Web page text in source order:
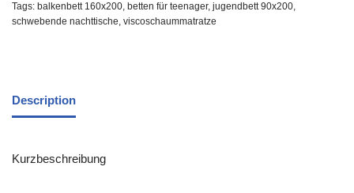
Tags: balkenbett 160x200, betten für teenager, jugendbett 90x200,
schwebende nachttische, viscoschaummatratze
Description
Kurzbeschreibung